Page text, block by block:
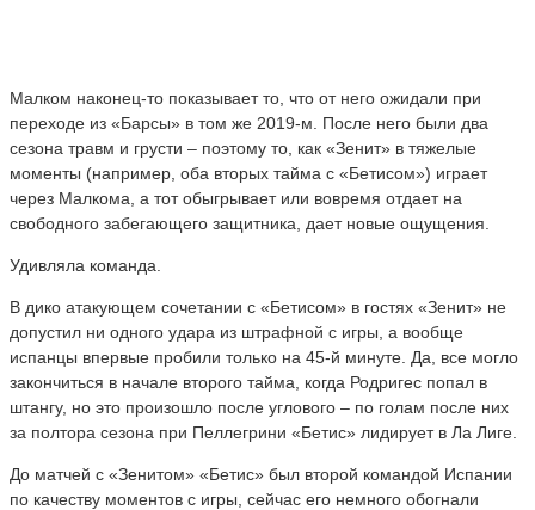
Малком наконец-то показывает то, что от него ожидали при
переходе из «Барсы» в том же 2019-м. После него были два
сезона травм и грусти – поэтому то, как «Зенит» в тяжелые
моменты (например, оба вторых тайма с «Бетисом») играет
через Малкома, а тот обыгрывает или вовремя отдает на
свободного забегающего защитника, дает новые ощущения.
Удивляла команда.
В дико атакующем сочетании с «Бетисом» в гостях «Зенит» не
допустил ни одного удара из штрафной с игры, а вообще
испанцы впервые пробили только на 45-й минуте. Да, все могло
закончиться в начале второго тайма, когда Родригес попал в
штангу, но это произошло после углового – по голам после них
за полтора сезона при Пеллегрини «Бетис» лидирует в Ла Лиге.
До матчей с «Зенитом» «Бетис» был второй командой Испании
по качеству моментов с игры, сейчас его немного обогнали